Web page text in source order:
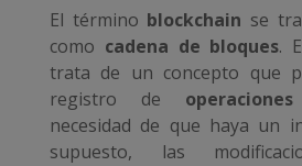
El término blockchain se
como cadena de bloques.
trata de un concepto que
registro de
necesidad de que haya un
supuesto, las